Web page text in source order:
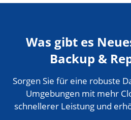
Was gibt es
Backup &
Sorgen Sie für eine robuste
Umgebungen mit mehr
schnellerer Leistung und